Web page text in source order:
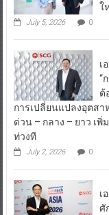
ใ
July 5, 2026 0
เ
“
ต้
การเปลี่ยนแปลงอุตสา
ด่วน – กลาง – ยาว เ
ท่วงที
July 2, 2026 0
เ
ศั